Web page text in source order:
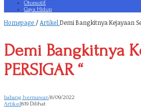
Otomotif
Gaya Hidup
Homepage /ArtikelDemi Bangkitnya Kejayaan
Demi Bangkitnya
PERSIGAR “
babang hermawan16/09/2022
Artikel819 Dilihat